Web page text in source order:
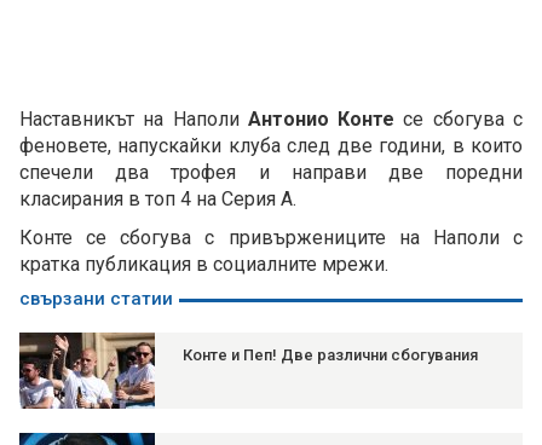
Наставникът на Наполи Антонио Конте се сбогува с
феновете, напускайки клуба след две години, в които
спечели два трофея и направи две поредни
класирания в топ 4 на Серия А.
Конте се сбогува с привържениците на Наполи с
кратка публикация в социалните мрежи.
свързани статии
Конте и Пеп! Две различни сбогувания